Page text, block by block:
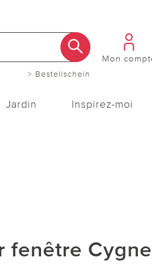
> Bestellschein
Mon
Jardin Inspirez-moi
fenêtre